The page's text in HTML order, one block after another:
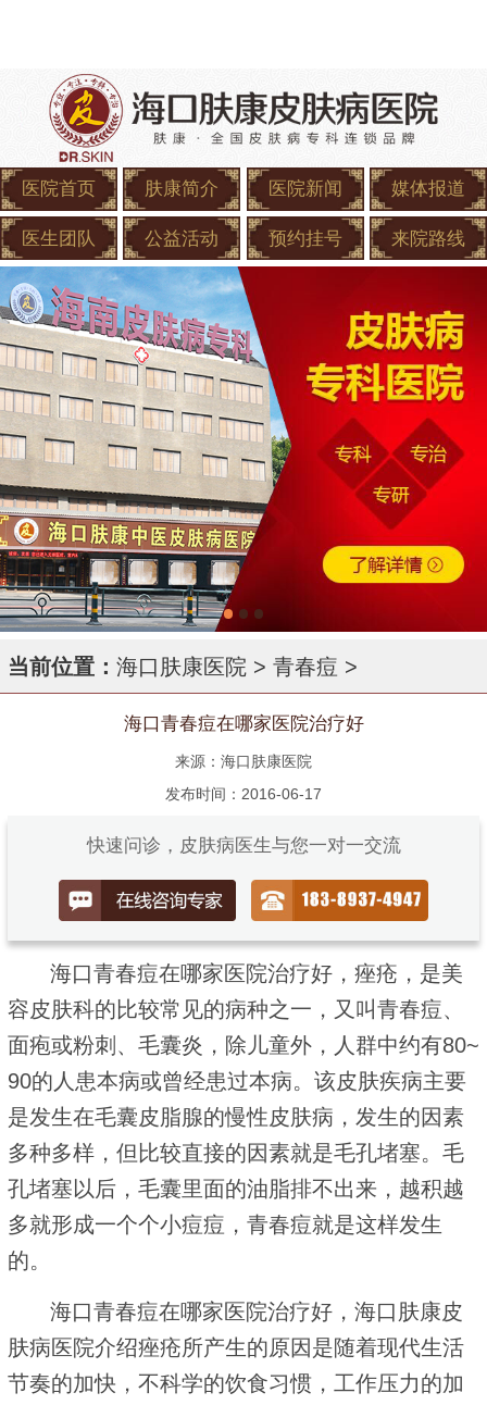
医院首页 肤康简介 医院新闻 媒体报道
医生团队 公益活动 预约挂号 来院路线
当前位置： 海口肤康医院 > 青春痘 >
海口青春痘在哪家医院治疗好
来源：海口肤康医院
发布时间：2016-06-17
快速问诊，皮肤病医生与您一对一交流
海口青春痘在哪家医院治疗好，痤疮，是美
容皮肤科的比较常见的病种之一，又叫青春痘、
面疱或粉刺、毛囊炎，除儿童外，人群中约有80~
90的人患本病或曾经患过本病。该皮肤疾病主要
是发生在毛囊皮脂腺的慢性皮肤病，发生的因素
多种多样，但比较直接的因素就是毛孔堵塞。毛
孔堵塞以后，毛囊里面的油脂排不出来，越积越
多就形成一个个小痘痘，青春痘就是这样发生
的。
海口青春痘在哪家医院治疗好，海口肤康皮
肤病医院介绍痤疮所产生的原因是随着现代生活
节奏的加快，不科学的饮食习惯，工作压力的加